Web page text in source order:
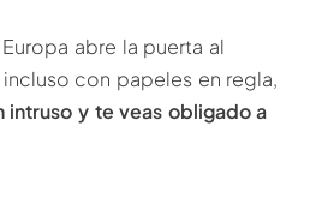
abre la puerta al
con papeles en regla,
intruso y te veas obligado a